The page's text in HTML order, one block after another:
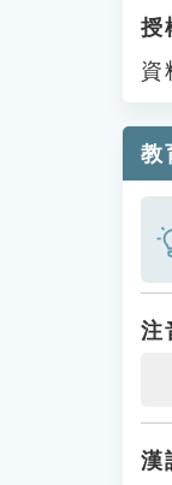
授
資
教
注
漢